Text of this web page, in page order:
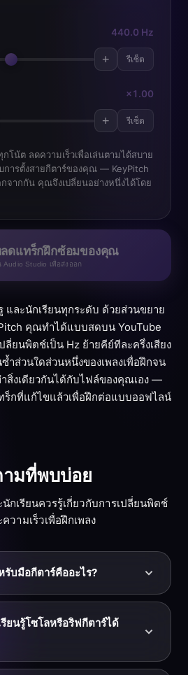
440.0 Hz
+ รีเซ็ต
×1.00
+ รีเซ็ต
โน้ต ลดความเร็วเพื่อเล่นตามได้สบาย
การตั้งสายกีตาร์ของคุณ — KeyPitch
จากกัน คุณจึงเปลี่ยนอย่างหนึ่งได้โดย
ดแทร็กฝึกซ้อมของคุณ
Audio Studio เพื่อส่งออก
และนักเรียนทุกระดับ ด้วยส่วนขยาย
คุณทำได้แบบสดบน YouTube
ลี่ยนพิตช์เป็น Hz ย้ายคีย์ทีละครึ่งเสียง
ำส่วนใดส่วนหนึ่งของเพลงเพื่อฝึกจน
สิ่งเดียวกันได้กับไฟล์ของคุณเอง —
กที่แก้ไขแล้วเพื่อฝึกต่อแบบออฟไลน์
ามที่พบบ่อย
กเรียนควรรู้เกี่ยวกับการเปลี่ยนพิตช์
วามเร็วเพื่อฝึกเพลง
รับมือกีตาร์คืออะไร?
พิตช์ชิฟเตอร์) คือเครื่องมือที่เพิ่ม
ยไม่เปลี่ยนความเร็ว สำหรับมือ
กซ้อมที่ขาดไม่ได้: ปรับแบ็กกิ้งแทร็ก
ปกติ ลดครึ่งเสียง ดรอป D 432
ยขึ้น หรือเลื่อนเพลงเพื่อเล่นตามได้
รียนรู้โซโลหรือริฟกีตาร์ได้
แล้วลากแถบความเร็วลง —